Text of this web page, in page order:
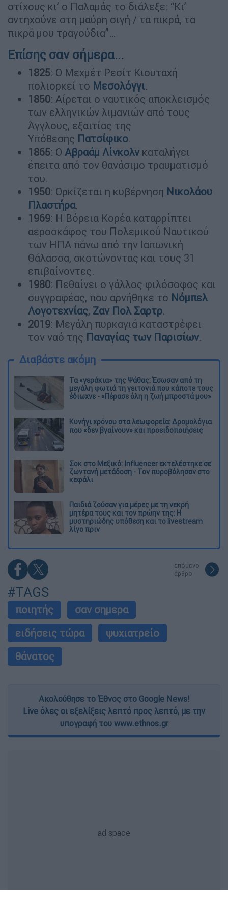
στίχους κι’ ο Παλαμάς το διάλεξε: “Κι’
αντηχούνε στη μαύρη σιγή / τα πικρά, τα
πικρά μου τραγούδια”…
Επίσης σαν σήμερα...
1825: Ο Μεχμέτ Ρεσίτ Κιουταχή
πολιορκεί το Μεσολόγγι.
1850: Αίρεται ο ναυτικός αποκλεισμός
των ελληνικών λιμανιών από τους
Άγγλους, εξαιτίας της
Υπόθεσης Πατσίφικο.
1865: Ο Αβραάμ Λίνκολνκαταλήγει
έπειτα από τον θανάσιμο τραυματισμό
του.
1950: Ορκίζεται η κυβέρνηση Νικολάου
Πλαστήρα.
1969: Η Βόρεια Κορέα καταρρίπτει
αεροσκάφος του Πολεμικού Ναυτικού
των ΗΠΑ πάνω από την Ιαπωνική
Θάλασσα, σκοτώνοντας και τους 31
επιβαίνοντες.
1980: Πεθαίνει ο γάλλος φιλόσοφος και
συγγραφέας, που αρνήθηκε το Νόμπελ
Λογοτεχνίας, Ζαν Πολ Σαρτρ.
2019: Μεγάλη πυρκαγιά καταστρέφει
τον ναό της Παναγίας των Παρισίων.
Διαβάστε ακόμη
Τα «γεράκια» της Ψάθας: Έσωσαν από τη
μεγάλη φωτιά τη γειτονιά που κάποτε τους
έδιωχνε - «Πέρασε όλη η ζωή μπροστά μου»
Κυνήγι χρόνου στα λεωφορεία: Δρομολόγια
που «δεν βγαίνουν» και προειδοποιήσεις
Σοκ στο Μεξικό: Influencer εκτελέστηκε σε
ζωντανή μετάδοση - Τον πυροβόλησαν στο
κεφάλι
Παιδιά ζούσαν για μέρες με τη νεκρή
μητέρα τους και τον πρώην της: Η
μυστηριώδης υπόθεση και το livestream
λίγο πριν
επόμενο
άρθρο
#TAGS
ποιητής
σαν σημερα
ειδήσεις τώρα
ψυχιατρείο
θάνατος
Ακολούθησε το Έθνος στο Google News!
Live όλες οι εξελίξεις λεπτό προς λεπτό, με την
υπογραφή του www.ethnos.gr